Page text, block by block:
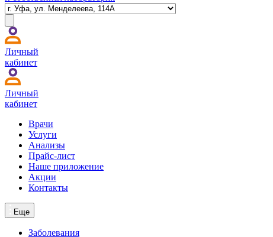
Личный
кабинет
Личный
кабинет
Врачи
Услуги
Анализы
Прайс-лист
Наше приложение
Акции
Контакты
Еще
Заболевания